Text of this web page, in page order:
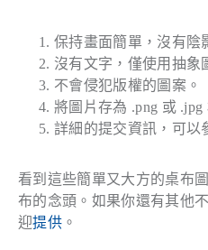
保持畫面簡單，沒有陰
沒有文字，僅使用抽象
不會侵犯版權的圖案。
將圖片存為 .png 或 .jpg
詳細的提交資訊，可以
看到這些簡單又大方的桌布
布的念頭。如果你還有其他
迎提供。